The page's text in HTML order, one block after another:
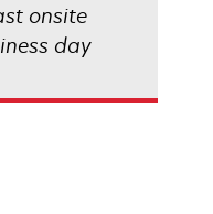
onsite
day